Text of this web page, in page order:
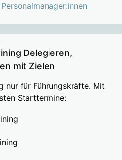
Delegieren,
mit Zielen
nur für Führungskräfte. Mit
Starttermine: